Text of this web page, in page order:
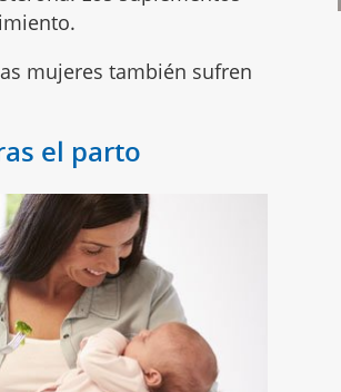
mujeres también sufren
el parto